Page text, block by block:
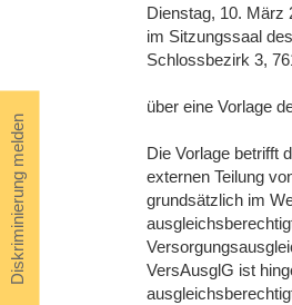
Diskriminierung melden
Dienstag, 10. März
im Sitzungssaal
Schlossbezirk 3,
über eine Vorlage
Die Vorlage betrifft
externen Teilung
grundsätzlich im
VersAusglG ist